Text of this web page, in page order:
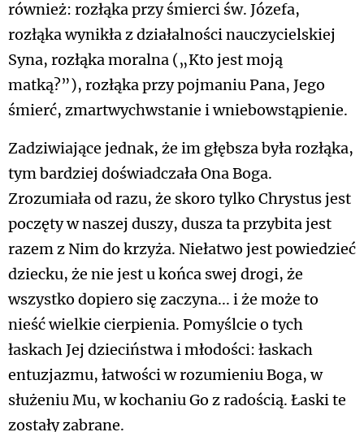
również: rozłąka przy śmierci św. Józefa,
rozłąka wynikła z działalności nauczycielskiej
Syna, rozłąka moralna („Kto jest moją
matką?”), rozłąka przy pojmaniu Pana, Jego
śmierć, zmartwychwstanie i wniebowstąpienie.
Zadziwiające jednak, że im głębsza była rozłąka,
tym bardziej doświadczała Ona Boga.
Zrozumiała od razu, że skoro tylko Chrystus jest
poczęty w naszej duszy, dusza ta przybita jest
razem z Nim do krzyża. Niełatwo jest powiedzieć
dziecku, że nie jest u końca swej drogi, że
wszystko dopiero się zaczyna... i że może to
nieść wielkie cierpienia. Pomyślcie o tych
łaskach Jej dzieciństwa i młodości: łaskach
entuzjazmu, łatwości w rozumieniu Boga, w
służeniu Mu, w kochaniu Go z radością. Łaski te
zostały zabrane.